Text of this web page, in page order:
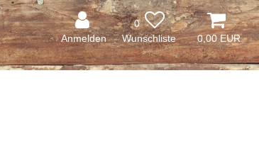
Anmelden
0
0,00 EUR